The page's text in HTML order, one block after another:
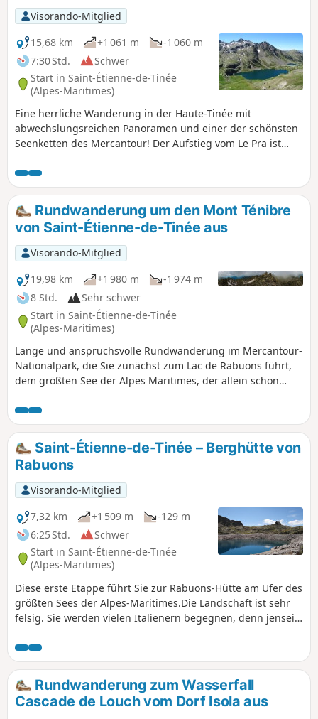
Visorando-Mitglied
15,68 km
+1 061 m
-1 060 m
7:30 Std.
Schwer
Start in Saint-Étienne-de-Tinée
(Alpes-Maritimes)
Eine herrliche Wanderung in der Haute-Tinée mit
abwechslungsreichen Panoramen und einer der schönsten
Seenketten des Mercantour! Der Aufstieg vom Le Pra ist
Bonnette im Rücken. Anschließend passiert man die
seltsamen Aiguilles de Tortisse, bevor man den Col du Fer
erreicht (Blick auf den Mont Viso). Nach dem kleinen
Gebirgspass Collet de Tortisse erreicht man den Bogen, von
wo aus man einen herrlichen Blick auf die Seen von Vens
und die Gipfel des Trou de l'Âne genießt!
Rundwanderung um den Mont Ténibre
von Saint-Étienne-de-Tinée aus
Visorando-Mitglied
19,98 km
+1 980 m
-1 974 m
8 Std.
Sehr schwer
Start in Saint-Étienne-de-Tinée
(Alpes-Maritimes)
Lange und anspruchsvolle Rundwanderung im Mercantour-
Nationalpark, die Sie zunächst zum Lac de Rabuons führt,
dem größten See der Alpes Maritimes, der allein schon
besteigen, mit 3031 m den höchsten Gipfel der Tinée. Sie
befinden sich im Nationalpark Mercantour, wo bestimmte
Vorschriften zu beachten sind, deren Nichtbeachtung mit
einer Geldstrafe von bis zu 1500 € geahndet werden kann
(siehe praktische Informationen). Lesen Sie die
Bewertungen, bevor Sie sich darauf einlassen.
Saint-Étienne-de-Tinée – Berghütte von
Rabuons
Visorando-Mitglied
7,32 km
+1 509 m
-129 m
6:25 Std.
Schwer
Start in Saint-Étienne-de-Tinée
(Alpes-Maritimes)
Diese erste Etappe führt Sie zur Rabuons-Hütte am Ufer des
größten Sees der Alpes-Maritimes.Die Landschaft ist sehr
felsig. Sie werden vielen Italienern begegnen, denn jenseits
Rundwanderungen über den nahegelegenen Pas de
l’Ischiator. ⚠️ Ein durchschnittlicher Wanderer mit guter
körperlicher Verfassung sollte für diese Wanderung etwa 4
Stunden einplanen.
Rundwanderung zum Wasserfall
Cascade de Louch vom Dorf Isola aus